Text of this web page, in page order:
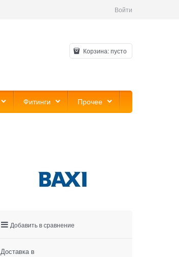
Войти
Корзина:пусто
Фитинги Прочее
Добавить в сравнение
Доставка в